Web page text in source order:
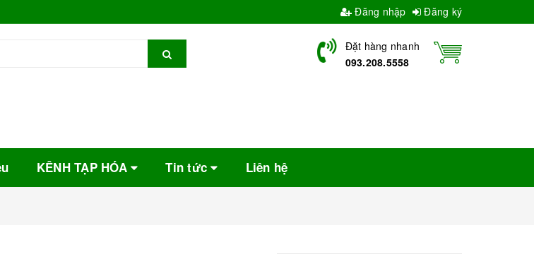
Đăng nhập Đăng ký
Đặt hàng nhanh
093.208.5558
KÊNH TẠP HÓA Tin tức Liên hệ